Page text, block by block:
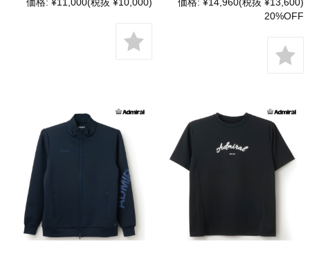
価格: ¥11,000(税抜 ¥10,000) 価格: ¥14,960(税抜 ¥13,600)
20%OFF